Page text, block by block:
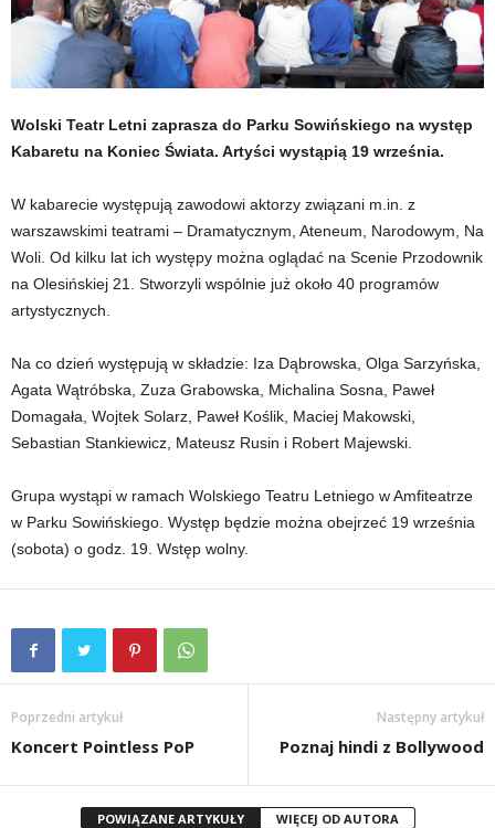
Wolski Teatr Letni zaprasza do Parku Sowińskiego na występ
Kabaretu na Koniec Świata. Artyści wystąpią 19 września.
W kabarecie występują zawodowi aktorzy związani m.in. z
warszawskimi teatrami – Dramatycznym, Ateneum, Narodowym, Na
Woli. Od kilku lat ich występy można oglądać na Scenie Przodownik
na Olesińskiej 21. Stworzyli wspólnie już około 40 programów
artystycznych.
Na co dzień występują w składzie: Iza Dąbrowska, Olga Sarzyńska,
Agata Wątróbska, Zuza Grabowska, Michalina Sosna, Paweł
Domagała, Wojtek Solarz, Paweł Koślik, Maciej Makowski,
Sebastian Stankiewicz, Mateusz Rusin i Robert Majewski.
Grupa wystąpi w ramach Wolskiego Teatru Letniego w Amfiteatrze
w Parku Sowińskiego. Występ będzie można obejrzeć 19 września
(sobota) o godz. 19. Wstęp wolny.
Poprzedni artykuł
Koncert Pointless PoP
Następny artykuł
Poznaj hindi z Bollywood
POWIĄZANE ARTYKUŁY WIĘCEJ OD AUTORA